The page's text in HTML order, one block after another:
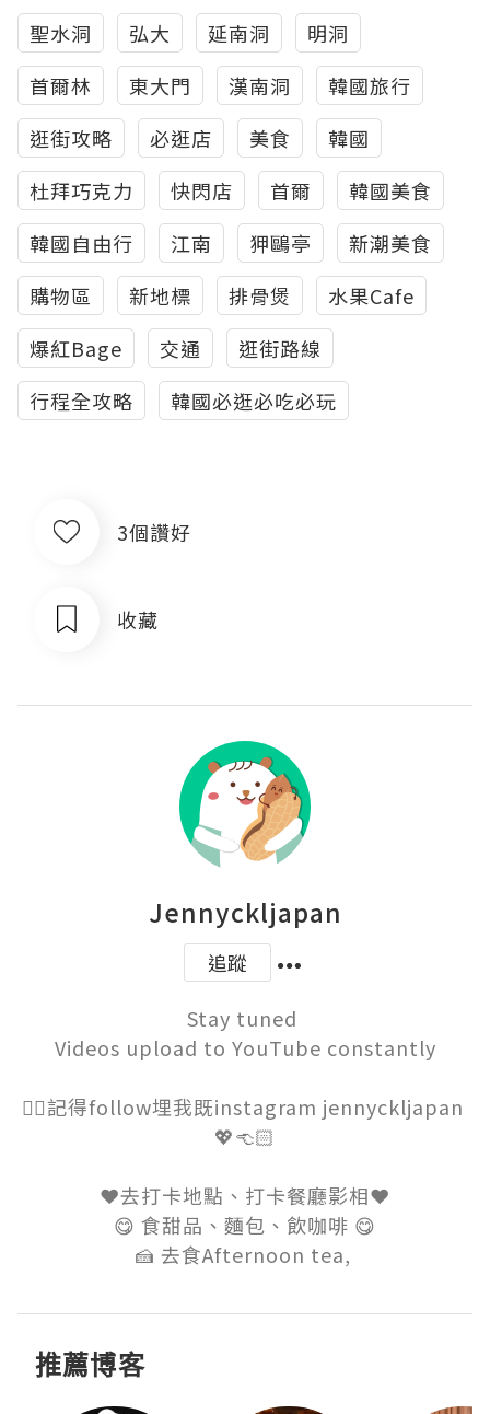
聖水洞
弘大 延南洞
明洞
首爾林
東大門 漢南洞
韓國旅行
逛街攻略
必逛店 美食
韓國
杜拜巧克力
快閃店 首爾
韓國美食
韓國自由行
江南 狎鷗亭
新潮美食
購物區
新地標 排骨煲
水果Cafe
爆紅Bage
交通
逛街路線
行程全攻略
韓國必逛必吃必玩
3個讚好
收藏
Jennyckljapan
追蹤
Stay tuned
Videos upload to YouTube constantly
👉🏻記得follow埋我既instagram jennyckljapan
💖👈🏻
❤️去打卡地點、打卡餐廳影相❤️
😋 食甜品、麵包、飲咖啡 😋
🍰 去食Afternoon tea,
推薦博客